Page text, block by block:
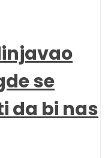
se
da bi nas